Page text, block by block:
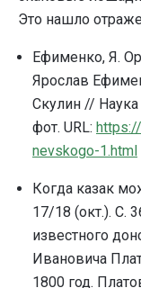
Это нашло
Ефименко, Я.
Ярослав
Скулин // Наука
фот. URL:
nevskogo-1.html
Когда казак
17/18 (окт.). С.
известного
Ивановича
1800 год.